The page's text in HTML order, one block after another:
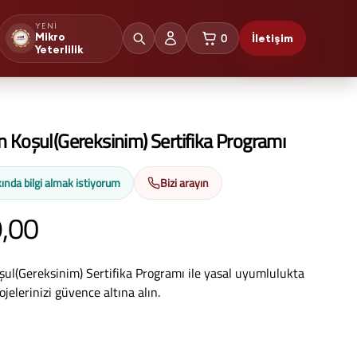
YENI
Mikro
Yeterlilik
0
sepetteki ürünler
İletişim
Koşul(Gereksinim) Sertifika Programı
bilgi almak istiyorum Bizi arayın
Sertifika Programı ile yasal uyumlulukta
güvence altına alın.